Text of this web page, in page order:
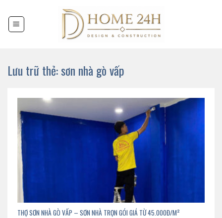
đến
nội
Lưu trữ thẻ:sơn nhà gò vấp
THỢ SƠN NHÀ GÒ VẤP – SƠN NHÀ TRỌN GÓI GIÁ TỪ 45.000Đ/M²